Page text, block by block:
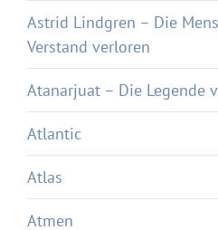
Astrid Lindgren – Die
Verstand verloren
Atanarjuat – Die Legende
Atlantic
Atlas
Atmen